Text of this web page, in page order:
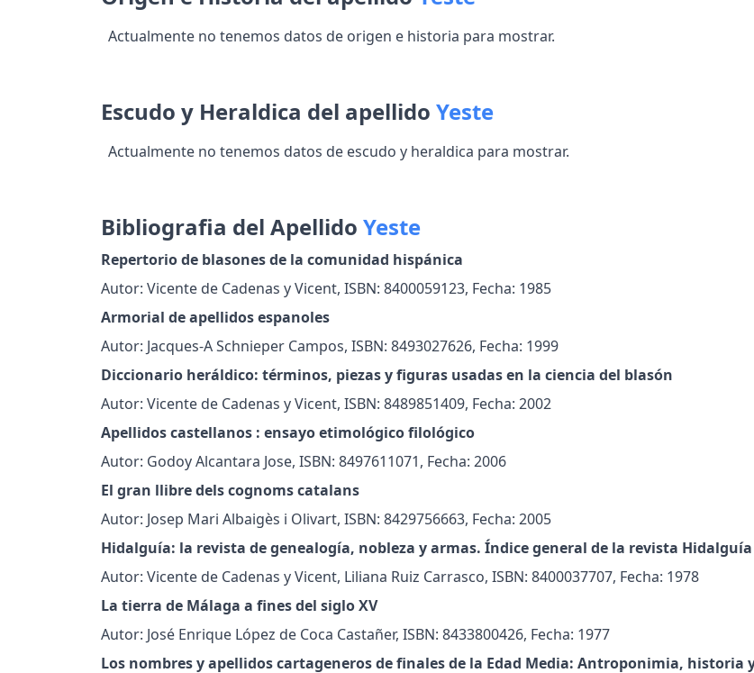
Actualmente no tenemos datos de origen e historia para mostrar.
Escudo y Heraldica del apellido Yeste
Actualmente no tenemos datos de escudo y heraldica para mostrar.
Bibliografia del Apellido Yeste
Repertorio de blasones de la comunidad hispánica
Autor: Vicente de Cadenas y Vicent, ISBN: 8400059123, Fecha: 1985
Armorial de apellidos espanoles
Autor: Jacques-A Schnieper Campos, ISBN: 8493027626, Fecha: 1999
Diccionario heráldico: términos, piezas y figuras usadas en la ciencia del blasón
Autor: Vicente de Cadenas y Vicent, ISBN: 8489851409, Fecha: 2002
Apellidos castellanos : ensayo etimológico filológico
Autor: Godoy Alcantara Jose, ISBN: 8497611071, Fecha: 2006
El gran llibre dels cognoms catalans
Autor: Josep Mari Albaigès i Olivart, ISBN: 8429756663, Fecha: 2005
Hidalguía: la revista de genealogía, nobleza y armas. Índice general de la revista Hidalguía
Autor: Vicente de Cadenas y Vicent, Liliana Ruiz Carrasco, ISBN: 8400037707, Fecha: 1978
La tierra de Málaga a fines del siglo XV
Autor: José Enrique López de Coca Castañer, ISBN: 8433800426, Fecha: 1977
Los nombres y apellidos cartageneros de finales de la Edad Media: Antroponimia, historia